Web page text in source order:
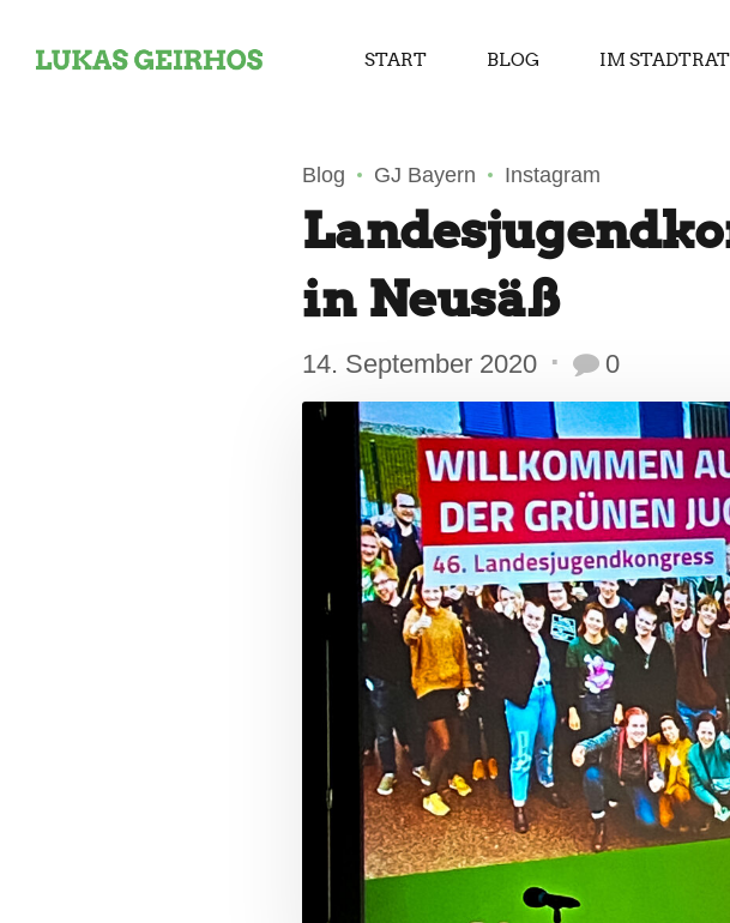
START BLOG IM STADTRAT
Blog GJ Bayern Instagram
in Neusäß
14. September 2020 0